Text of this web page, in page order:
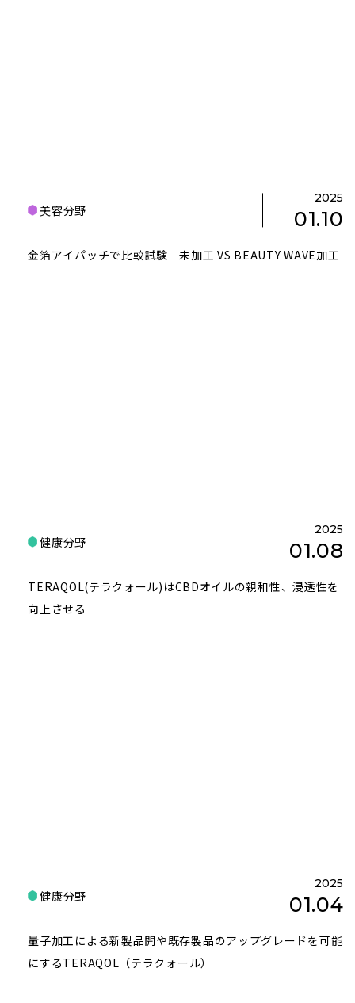
美容分野
2025
01.10
金箔アイパッチで比較試験 未加工 VS BEAUTY WAVE加工
健康分野
2025
01.08
TERAQOL(テラクォール)はCBDオイルの親和性、浸透性を
向上させる
健康分野
2025
01.04
量子加工による新製品開や既存製品のアップグレードを可能
にするTERAQOL（テラクォール）